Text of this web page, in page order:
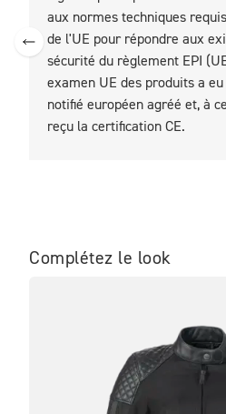
aux normes techniques
de l'UE pour répondre aux
sécurité du règlement EPI
examen UE des produits a
notifié européen agréé et, à
reçu la certification CE.
Complétez le look